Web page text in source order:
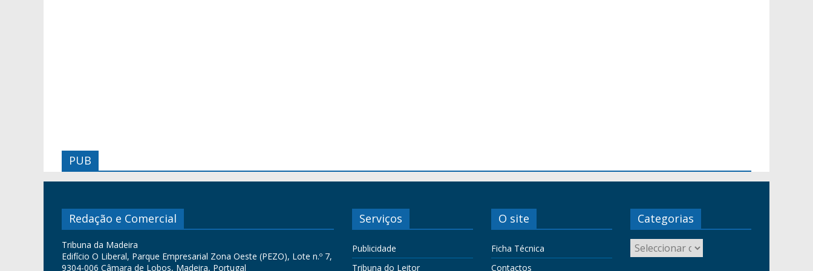
PUB
Redação e Comercial
Tribuna da Madeira
Edifício O Liberal, Parque Empresarial Zona Oeste (PEZO), Lote n.º 7,
9304-006 Câmara de Lobos, Madeira, Portugal
Serviços
Publicidade
Tribuna do Leitor
O site
Ficha Técnica
Contactos
Categorias